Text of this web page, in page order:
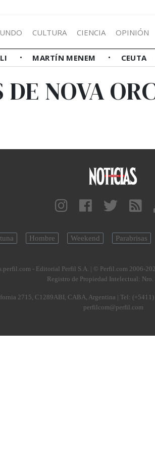
CULTURA CIENCIA OPINIÓN
MARTÍN MENEM CEUTA
NOVA
Hombre Weekend Parabrisas
- Editorial Perfil S.A. | © Perfil.com 2006-
Registro de Propiedad Intelectual:
2715, C1289ABI, CABA, Argentina | Tel:
perfilcom@perfil.com